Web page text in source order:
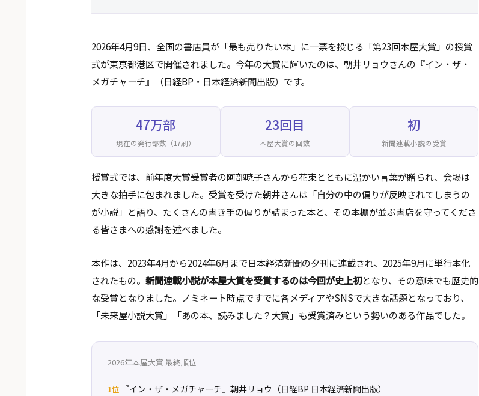
2026年4月9日、全国の書店員が「最も売りたい本」に一票を投じる「第23回本屋大賞」の授賞
式が東京都港区で開催されました。今年の大賞に輝いたのは、朝井リョウさんの『イン・ザ・
メガチャーチ』（日経BP・日本経済新聞出版）です。
47万部
現在の発行部数（17刷）
23回目
本屋大賞の回数
初
新聞連載小説の受賞
授賞式では、前年度大賞受賞者の阿部暁子さんから花束とともに温かい言葉が贈られ、会場は
大きな拍手に包まれました。受賞を受けた朝井さんは「自分の中の偏りが反映されてしまうの
が小説」と語り、たくさんの書き手の偏りが詰まった本と、その本棚が並ぶ書店を守ってくださ
る皆さまへの感謝を述べました。
本作は、2023年4月から2024年6月まで日本経済新聞の夕刊に連載され、2025年9月に単行本化
されたもの。 新聞連載小説が本屋大賞を受賞するのは今回が史上初となり、その意味でも歴史的
な受賞となりました。ノミネート時点ですでに各メディアやSNSで大きな話題となっており、
「未来屋小説大賞」「あの本、読みました？大賞」も受賞済みという勢いのある作品でした。
2026年本屋大賞 最終順位
1位 『イン・ザ・メガチャーチ』朝井リョウ（日経BP 日本経済新聞出版）